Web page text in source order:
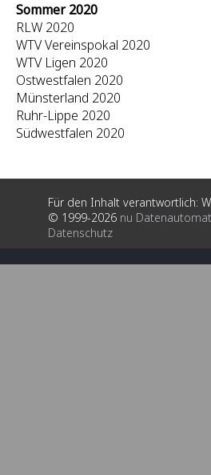
Sommer 2020
RLW 2020
WTV Vereinspokal 2020
WTV Ligen 2020
Ostwestfalen 2020
Münsterland 2020
Ruhr-Lippe 2020
Südwestfalen 2020
Für den Inhalt verantwortlich:
© 1999-2026 nu
Datenschutz